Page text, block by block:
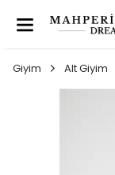
Giyim Alt Giyim